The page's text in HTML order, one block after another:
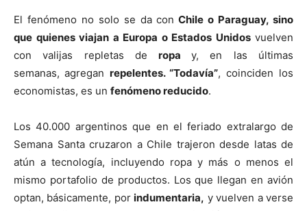
El fenómeno no solo se da con Chile o Paraguay, sino
que quienes viajan a Europa o Estados Unidosvuelven
con valijas repletas de ropa y, en las últimas
semanas, agregan repelentes. “Todavía”, coinciden los
economistas, es un fenómeno reducido.
Los 40.000 argentinos que en el feriado extralargo de
Semana Santa cruzaron a Chile trajeron desde latas de
atún a tecnología, incluyendo ropa y más o menos el
mismo portafolio de productos. Los que llegan en avión
optan, básicamente, porindumentaria, y vuelven a verse